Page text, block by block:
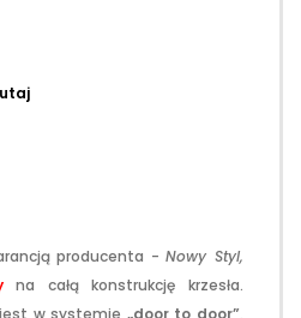
producenta -Nowy Styl,
na całą konstrukcję krzesła.
w systemie „door to door”,